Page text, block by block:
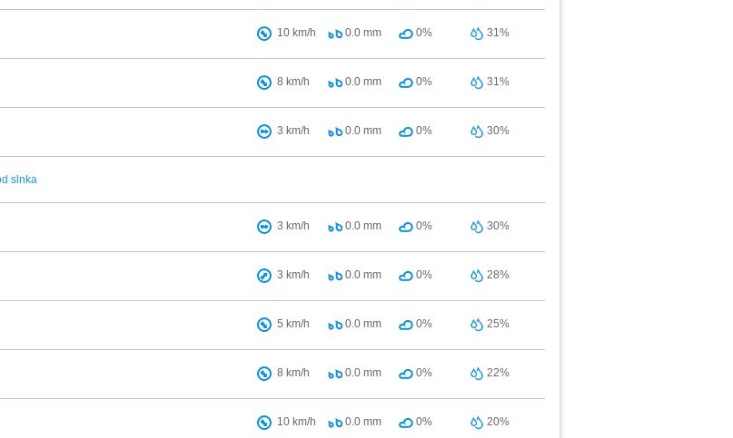
10 km/h 0.0 mm 0% 31%
8 km/h 0.0 mm 0% 31%
3 km/h 0.0 mm 0% 30%
slnka
3 km/h 0.0 mm 0% 30%
3 km/h 0.0 mm 0% 28%
5 km/h 0.0 mm 0% 25%
8 km/h 0.0 mm 0% 22%
10 km/h 0.0 mm 0% 20%